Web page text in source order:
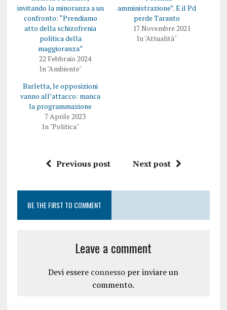
invitando la minoranza a un
confronto: “Prendiamo
atto della schizofrenia
politica della
maggioranza”
22 Febbraio 2024
In "Ambiente"
amministrazione”. E il Pd
perde Taranto
17 Novembre 2021
In "Attualità"
Barletta, le opposizioni
vanno all’attacco: manca
la programmazione
7 Aprile 2023
In "Politica"
Previous post Next post
BE THE FIRST TO COMMENT
Leave a comment
Devi essere connesso per inviare un
commento.